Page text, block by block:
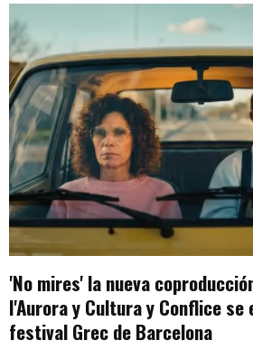
'No mires' la nueva
l'Aurora y Cultura y Conflice
festival Grec de Barcelona